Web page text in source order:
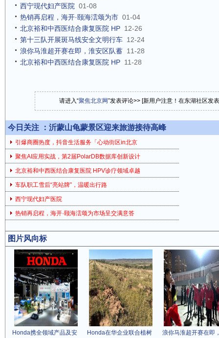
西宁现代妇产医院 01-08
热销再启程，海开·颐海澐颂为市 01-04
北京裕和中西医结合康复医院 HP 12-26
第十三队开展斑马线安全文明行车 12-24
浪你马淮超开赛在即，淮安区队蓄 11-28
北京裕和中西医结合康复医院 HP 11-28
请进入“聚焦北京网”发表评论>> [新用户注意！在东湖社区发
今日关注 ： 沂蒙山龟蒙景区迎来旅游接待高峰
引爆商圈热度，抖音生活服务「心动街区in北京
聚焦AI应用实战，第2届PolarDB数据库创新设计
北京裕和中西医结合康复医院 HPV诊疗领域卓越
车队职工雪后“亮站牌”，温暖出行路
西宁现代妇产医院
热销再启程，海开·颐海澐颂为市场呈交满意答
图片风向标
Honda携全领域产品及安 Honda在华企业联合植树 浪你马淮超开赛在即